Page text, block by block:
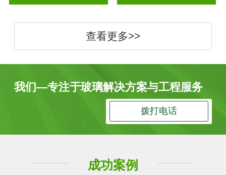
查看更多>>
我们—专注于玻璃解决方案与工程服务
拨打电话
成功案例